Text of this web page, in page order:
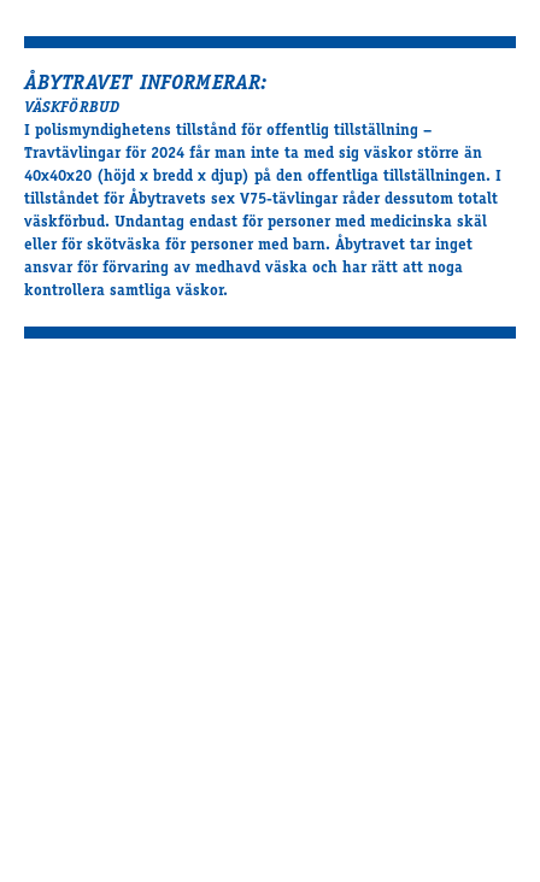
ÅBYTRAVET INFORMERAR:
VÄSKFÖRBUD
I polismyndighetens tillstånd för offentlig tillställning –
Travtävlingar för 2024 får man inte ta med sig väskor större än
40x40x20 (höjd x bredd x djup) på den offentliga tillställningen. I
tillståndet för Åbytravets sex V75-tävlingar råder dessutom totalt
väskförbud. Undantag endast för personer med medicinska skäl
eller för skötväska för personer med barn. Åbytravet tar inget
ansvar för förvaring av medhavd väska och har rätt att noga
kontrollera samtliga väskor.